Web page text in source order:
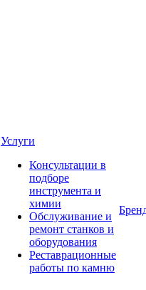
Услуги
Консультации в
подборе
инструмента и
химии
Обслуживание и
ремонт станков и
оборудования
Реставрационные
работы по камню